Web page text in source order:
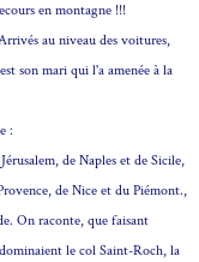
en montagne !!!
au niveau des voitures,
son mari qui l'a amenée à la
:
de Naples et de Sicile,
de Nice et du Piémont.,
On raconte, que faisant
le col Saint-Roch, la